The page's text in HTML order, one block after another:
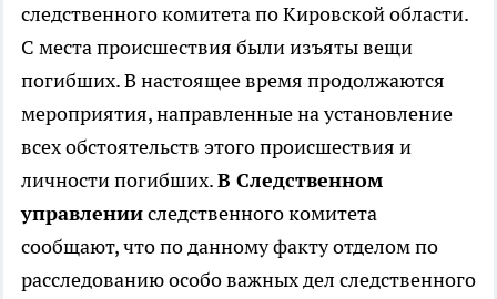
следственного комитета по Кировской области.
С места происшествия были изъяты вещи
погибших. В настоящее время продолжаются
мероприятия, направленные на установление
всех обстоятельств этого происшествия и
личности погибших.В Следственном
управленииследственного комитета
сообщают, что по данному факту отделом по
расследованию особо важных дел следственного